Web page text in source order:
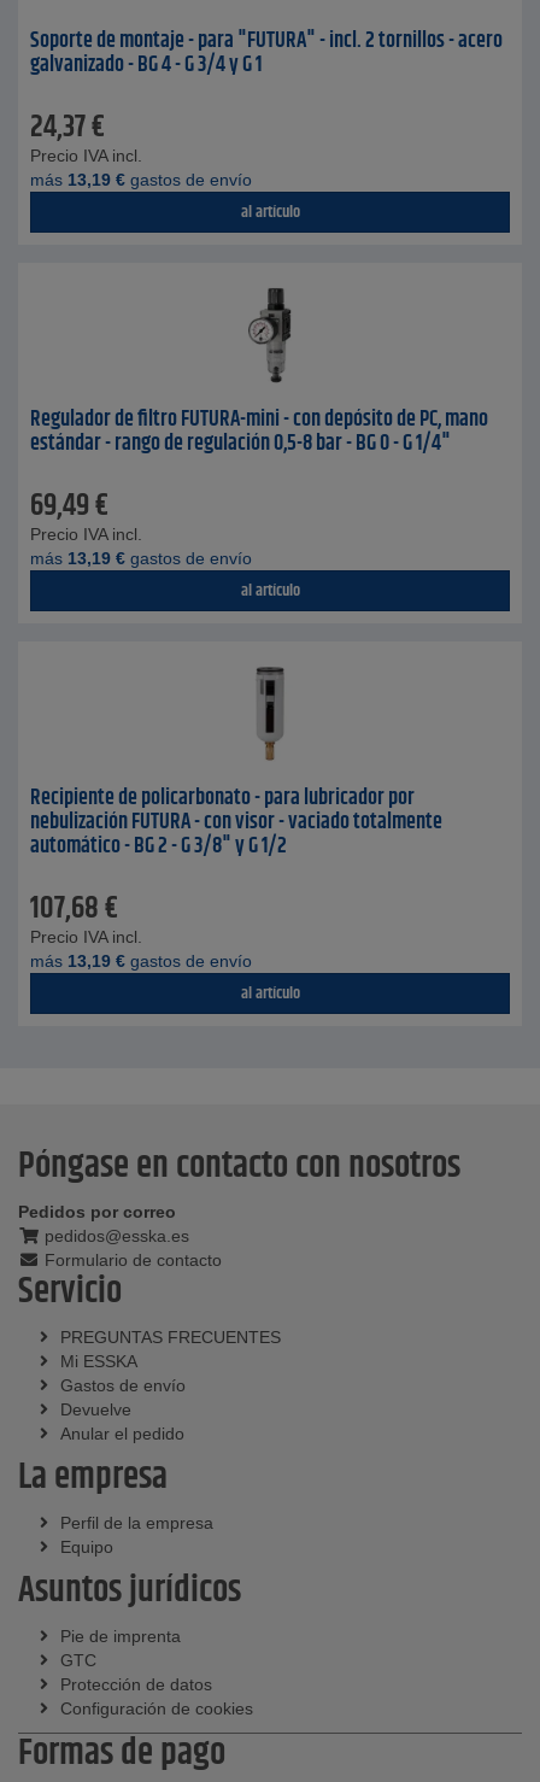
Soporte de montaje - para "FUTURA" - incl. 2 tornillos - acero
galvanizado - BG 4 - G 3/4 y G 1
24,37€
Precio IVA incl.
más 13,19 € gastos de envío
al artículo
Regulador de filtro FUTURA-mini - con depósito de PC, mano
estándar - rango de regulación 0,5-8 bar - BG 0 - G 1/4"
69,49€
Precio IVA incl.
más 13,19 € gastos de envío
al artículo
Recipiente de policarbonato - para lubricador por
nebulización FUTURA - con visor - vaciado totalmente
automático - BG 2 - G 3/8" y G 1/2
107,68€
Precio IVA incl.
más 13,19 € gastos de envío
al artículo
Póngase en contacto con nosotros
Pedidos por correo
pedidos@esska.es
Formulario de contacto
Servicio
PREGUNTAS FRECUENTES
Mi ESSKA
Gastos de envío
Devuelve
Anular el pedido
La empresa
Perfil de la empresa
Equipo
Asuntos jurídicos
Pie de imprenta
GTC
Protección de datos
Configuración de cookies
Formas de pago